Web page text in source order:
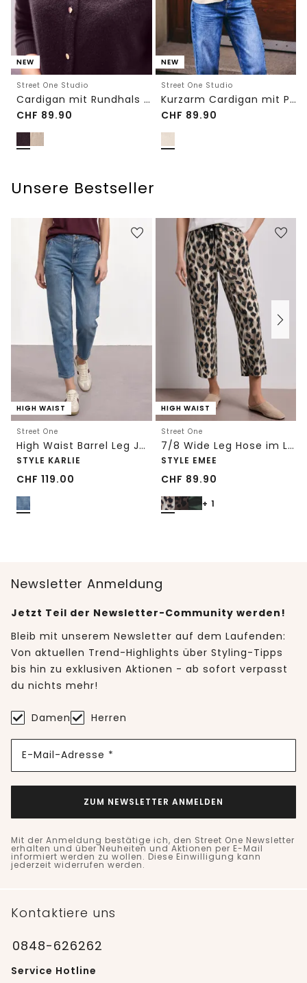
NEW
Street One Studio
Cardigan mit Rundhals und Knöpfen
CHF 89.90
NEW
Street One Studio
Kurzarm Cardigan mit Polokragen
CHF 89.90
Unsere Bestseller
HIGH WAIST
Street One
High Waist Barrel Leg Jeans im Loose Fit
STYLE KARLIE
CHF 119.00
HIGH WAIST
Street One
7/8 Wide Leg Hose im Loose Fit mit Print
STYLE EMEE
CHF 89.90
+ 1
Newsletter Anmeldung
Jetzt Teil der Newsletter-Community werden!
Bleib mit unserem Newsletter auf dem Laufenden:
Von aktuellen Trend-Highlights über Styling-Tipps
bis hin zu exklusiven Aktionen - ab sofort verpasst
du nichts mehr!
Damen Herren
E-Mail-Adresse *
ZUM NEWSLETTER ANMELDEN
Mit der Anmeldung bestätige ich, den Street One Newsletter
erhalten und über Neuheiten und Aktionen per E-Mail
informiert werden zu wollen. Diese Einwilligung kann
jederzeit widerrufen werden.
Kontaktiere uns
0848-626262
Service Hotline